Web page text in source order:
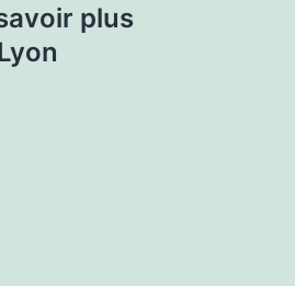
plus